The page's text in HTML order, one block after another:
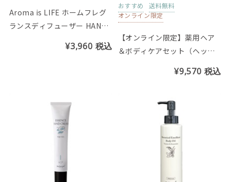
Aroma is LIFE ホームフレグ
ランスディフューザー HANAU
¥3,960 税込
おすすめ
送料無料
オンライン限定
【オンライン限定】薬用ヘア
＆ボディケアセット（ヘッド
¥9,570 税込